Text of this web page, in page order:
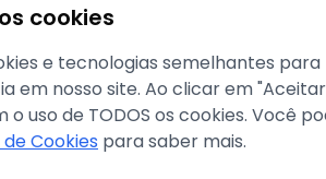
cookies
e tecnologias semelhantes
em nosso site. Ao clicar em
uso de TODOS os cookies. Você
Cookies para saber mais.